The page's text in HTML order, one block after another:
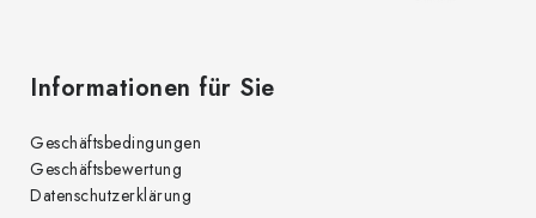
Informationen für Sie
Geschäftsbedingungen
Geschäftsbewertung
Datenschutzerklärung